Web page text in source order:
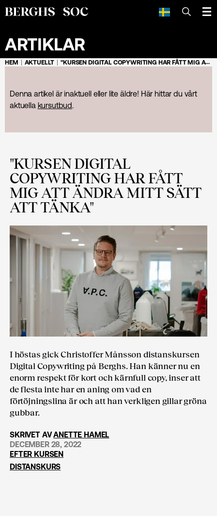
SÖK
ARTIKLAR
HEM AKTUELLT "KURSEN DIGITAL COPYWRITING HAR FÅTT MIG ATT ÄNDRA MITT SÄTT ATT TÄNKA"
Denna artikel är inaktuell eller lite äldre! Här hittar du vårt
aktuella kursutbud.
"KURSEN DIGITAL
COPYWRITING HAR FÅTT
MIG ATT ÄNDRA MITT SÄTT
ATT TÄNKA"
I höstas gick Christoffer Månsson distanskursen
Digital Copywriting på Berghs. Han känner nu en
enorm respekt för kort och kärnfull copy, inser att
de flesta inte har en aning om vad en
förtöjningslina är och att han verkligen gillar gröna
gubbar.
SKRIVET AVANETTE HAMEL
DECEMBER 28, 2022
EFTER KURSEN
DISTANSKURS